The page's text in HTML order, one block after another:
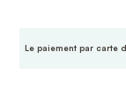
Le paiement par carte